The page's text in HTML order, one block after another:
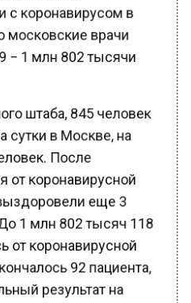
с коронавирусом в
врачи
− 1 млн 802 тысячи
штаба, 845 человек
сутки в Москве, на
После
от коронавирусной
еще 3
1 млн 802 тысяч 118
от коронавирусной
92 пациента,
результат на